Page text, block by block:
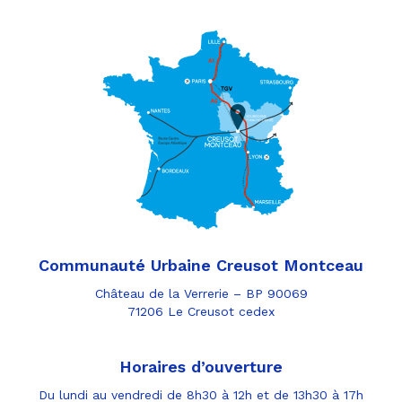
Communauté Urbaine Creusot Montceau
Château de la Verrerie – BP 90069
71206 Le Creusot cedex
Horaires d’ouverture
Du lundi au vendredi de 8h30 à 12h et de 13h30 à 17h